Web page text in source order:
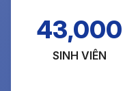
43,000
SINH VIÊN